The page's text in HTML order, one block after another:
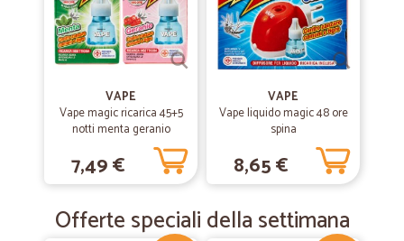
VAPE
Vape magic ricarica 45+5
notti menta geranio
7,49 €
VAPE
Vape liquido magic 48 ore
spina
8,65 €
Offerte speciali della settimana